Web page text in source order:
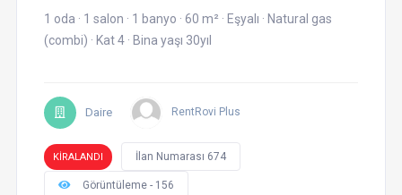
1 oda · 1 salon · 1 banyo · 60 m² · Eşyalı · Natural gas
(combi) · Kat 4 · Bina yaşı 30yıl
Daire RentRovi Plus
KİRALANDI İlan Numarası 674
Görüntüleme - 156